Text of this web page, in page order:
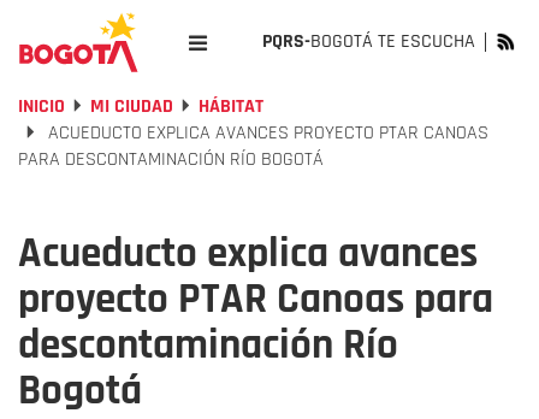
PQRS-BOGOTÁ TE ESCUCHA
INICIO MI CIUDAD
HÁBITAT
ACUEDUCTO EXPLICA AVANCES PROYECTO PTAR CANOAS
PARA DESCONTAMINACIÓN RÍO BOGOTÁ
Acueducto explica avances
proyecto PTAR Canoas para
descontaminación Río
Bogotá